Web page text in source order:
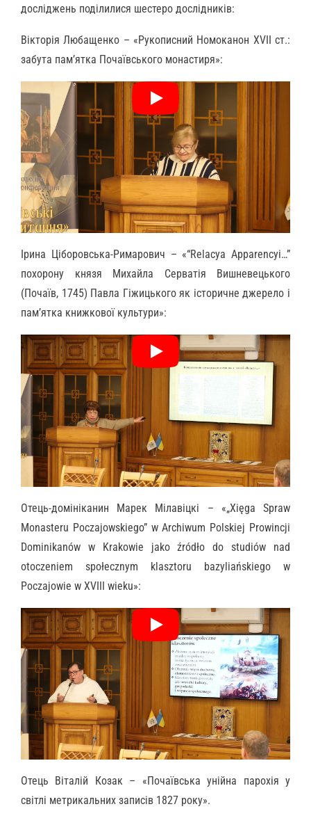
досліджень поділилися шестеро дослідників:
Вікторія Любащенко – «Рукописний Номоканон XVII ст.:
забута пам’ятка Почаївського монастиря»:
Ірина Ціборовська-Римарович – «“Relacya Apparencyi…”
похорону князя Михайла Серватія Вишневецького
(Почаїв, 1745) Павла Гіжицького як історичне джерело і
пам’ятка книжкової культури»:
Отець-домініканин Марек Мілавіцкі – «„Xięga Spraw
Monasteru Poczajowskiego” w Archiwum Polskiej Prowincji
Dominikanów w Krakowie jako źródło do studiów nad
otoczeniem społecznym klasztoru bazyliańskiego w
Poczajowie w XVIII wieku»:
Отець Віталій Козак – «Почаївська унійна парохія у
світлі метрикальних записів 1827 року».